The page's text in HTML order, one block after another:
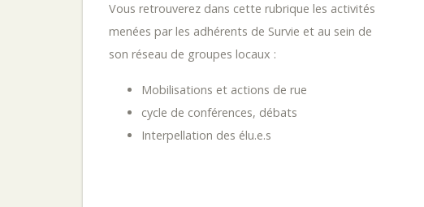
Vous retrouverez dans cette rubrique les activités
menées par les adhérents de Survie et au sein de
son réseau de groupes locaux :
Mobilisations et actions de rue
cycle de conférences, débats
Interpellation des élu.e.s